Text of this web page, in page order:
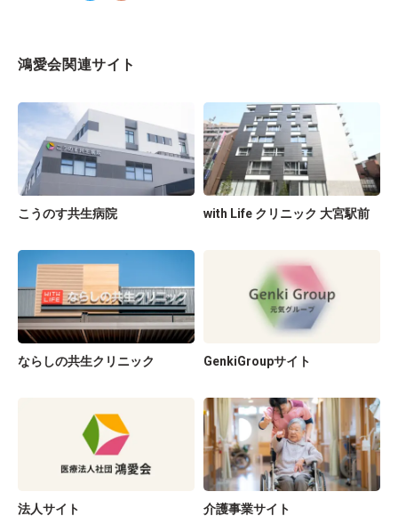
鴻愛会関連サイト
こうのす共生病院 with Life クリニック 大宮駅前
ならしの共生クリニック GenkiGroupサイト
法人サイト 介護事業サイト